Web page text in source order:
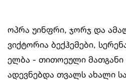
ოპრა უინფრი, ჯორჯ და
ვიქტორია ბექჰემები,
ელბა - თითოეული
ადევნებდა თვალს ახალი